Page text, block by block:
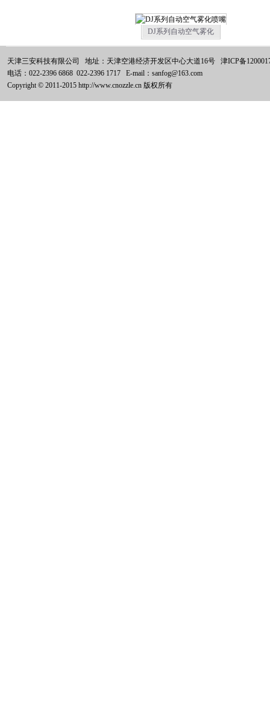
DJ系列自动空气雾化
天津三安科技有限公司 地址：天津空港经济开发区中心大道16号 津ICP备
电话：022-2396 6868 022-2396 1717 E-mail：sanfog@163.com
Copyright © 2011-2015 http://www.cnozzle.cn 版权所有